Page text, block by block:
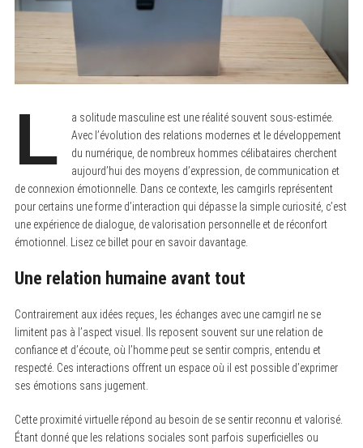
L
a solitude masculine est une réalité souvent sous-estimée.
Avec l’évolution des relations modernes et le développement
du numérique, de nombreux hommes célibataires cherchent
aujourd’hui des moyens d’expression, de communication et
de connexion émotionnelle. Dans ce contexte, les camgirls représentent
pour certains une forme d’interaction qui dépasse la simple curiosité, c’est
une expérience de dialogue, de valorisation personnelle et de réconfort
émotionnel. Lisez ce billet pour en savoir davantage.
Une relation humaine avant tout
Contrairement aux idées reçues, les échanges avec une camgirl ne se
limitent pas à l’aspect visuel. Ils reposent souvent sur une relation de
confiance et d’écoute, où l’homme peut se sentir compris, entendu et
respecté. Ces interactions offrent un espace où il est possible d’exprimer
ses émotions sans jugement.
Cette proximité virtuelle répond au besoin de se sentir reconnu et valorisé.
Étant donné que les relations sociales sont parfois superficielles ou